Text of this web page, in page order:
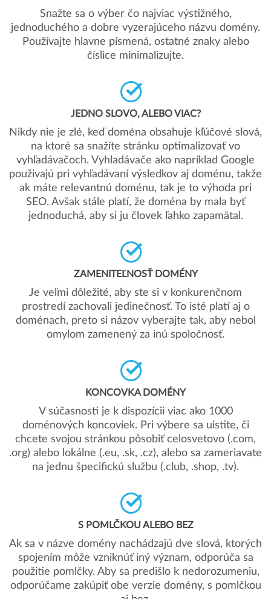
Snažte sa o výber čo najviac výstižného,
jednoduchého a dobre vyzerajúceho názvu domény.
Používajte hlavne písmená, ostatné znaky alebo
číslice minimalizujte.
JEDNO SLOVO, ALEBO VIAC?
Nikdy nie je zlé, keď doména obsahuje kľúčové slová,
na ktoré sa snažíte stránku optimalizovať vo
vyhľadávačoch. Vyhladávače ako napríklad Google
použivajú pri vyhľadávaní výsledkov aj doménu, takže
ak máte relevantnú doménu, tak je to výhoda pri
SEO. Avšak stále platí, že doména by mala byť
jednoduchá, aby si ju človek ľahko zapamätal.
ZAMENITEĽNOSŤ DOMÉNY
Je veľmi dôležité, aby ste si v konkurenčnom
prostredí zachovali jedinečnosť. To isté platí aj o
doménach, preto si názov vyberajte tak, aby nebol
omylom zamenený za inú spoločnosť.
KONCOVKA DOMÉNY
V súčasnosti je k dispozícii viac ako 1000
doménových koncoviek. Pri výbere sa uistite, či
chcete svojou stránkou pôsobiť celosvetovo (.com,
.org) alebo lokálne (.eu, .sk, .cz), alebo sa zameriavate
na jednu špecifickú službu (.club, .shop, .tv).
S POMLČKOU ALEBO BEZ
Ak sa v názve domény nachádzajú dve slová, ktorých
spojením môže vzniknúť iný význam, odporúča sa
použitie pomlčky. Aby sa predišlo k nedorozumeniu,
odporúčame zakúpiť obe verzie domény, s pomlčkou